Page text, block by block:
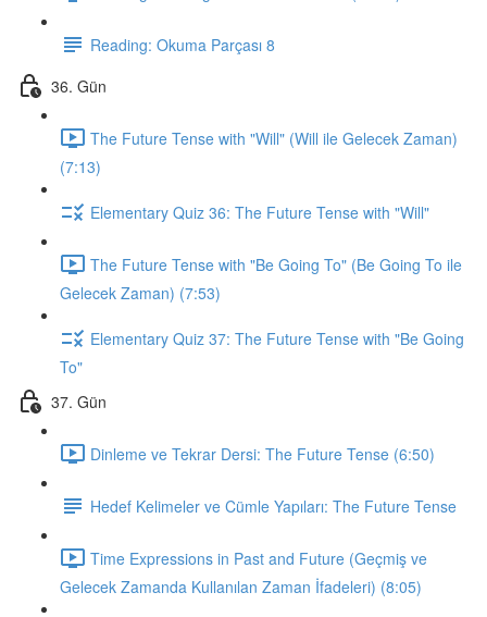
Reading: Okuma Parçası 8
36. Gün
The Future Tense with "Will" (Will ile Gelecek Zaman)
(7:13)
Elementary Quiz 36: The Future Tense with "Will"
The Future Tense with "Be Going To" (Be Going To ile
Gelecek Zaman) (7:53)
Elementary Quiz 37: The Future Tense with "Be Going
To"
37. Gün
Dinleme ve Tekrar Dersi: The Future Tense (6:50)
Hedef Kelimeler ve Cümle Yapıları: The Future Tense
Time Expressions in Past and Future (Geçmiş ve
Gelecek Zamanda Kullanılan Zaman İfadeleri) (8:05)